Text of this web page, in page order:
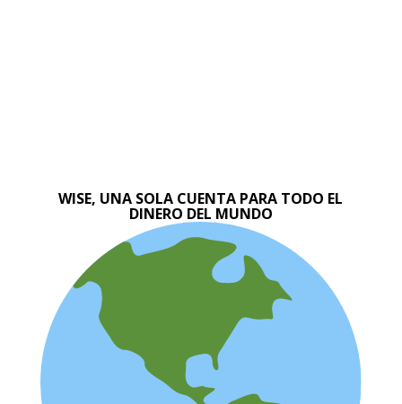
WISE, UNA SOLA CUENTA PARA TODO EL
DINERO DEL MUNDO